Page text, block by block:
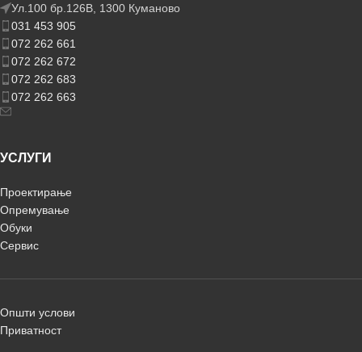
Ул.100 бр.126В, 1300 Куманово
031 453 905
072 262 661
072 262 672
072 262 683
072 262 663
УСЛУГИ
Проектирање
Опремување
Обуки
Сервис
Општи услови
Приватност